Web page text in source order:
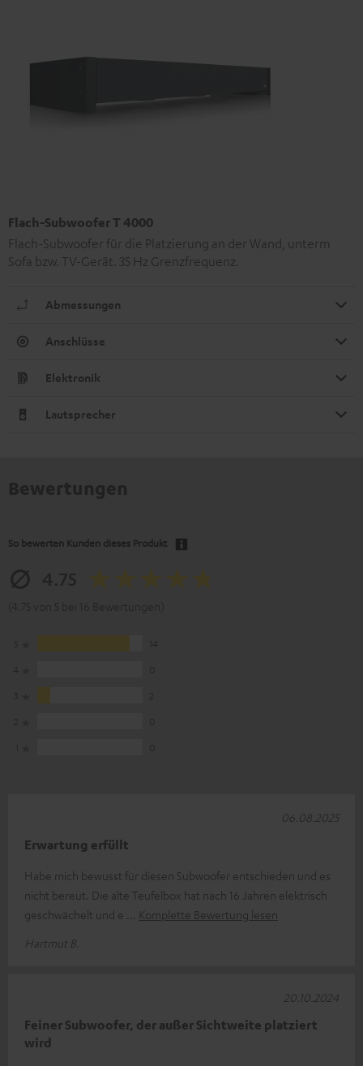
Flach-Subwoofer T 4000
Flach-Subwoofer für die Platzierung an der Wand, unterm
Sofa bzw. TV-Gerät. 35 Hz Grenzfrequenz.
Abmessungen
Anschlüsse
Elektronik
Lautsprecher
So bewerten Kunden dieses Produkt
Erwartung erfüllt
Habe mich bewusst für diesen Subwoofer entschieden und es
nicht bereut. Die alte Teufelbox hat nach 16 Jahren elektrisch
geschwächelt und e
Komplette Bewertung lesen
Hartmut B.
06.08.2025
Feiner Subwoofer, der außer Sichtweite platziert
wird
20.10.2024